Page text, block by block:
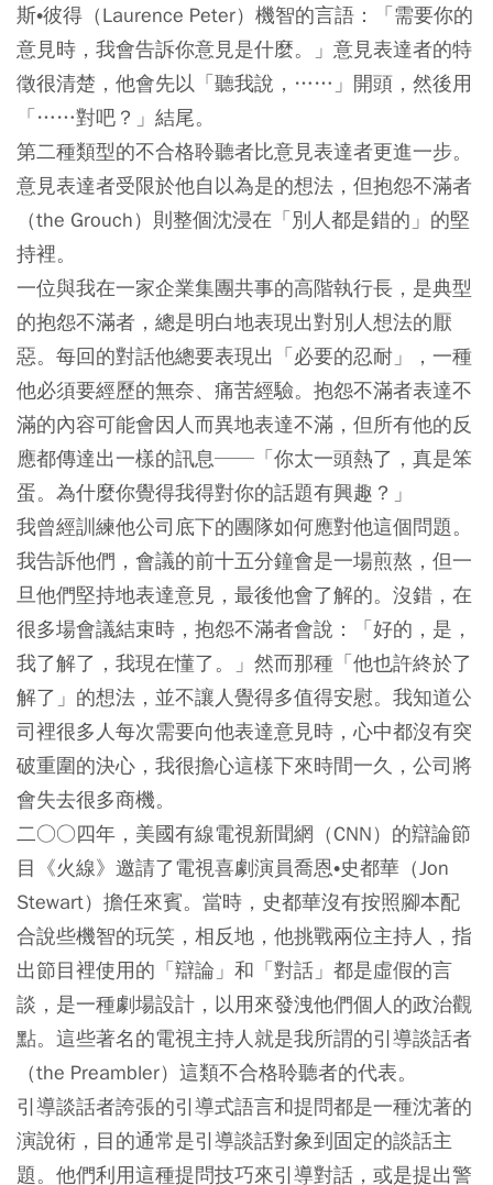
斯•彼得（Laurence Peter）機智的言語：「需要你的
意見時，我會告訴你意見是什麼。」意見表達者的特
徵很清楚，他會先以「聽我說，……」開頭，然後用
「……對吧？」結尾。
第二種類型的不合格聆聽者比意見表達者更進一步。
意見表達者受限於他自以為是的想法，但抱怨不滿者
（the Grouch） 則整個沈浸在「別人都是錯的」的堅
持裡。
一位與我在一家企業集團共事的高階執行長，是典型
的抱怨不滿者，總是明白地表現出對別人想法的厭
惡。每回的對話他總要表現出「必要的忍耐」，一種
他必須要經歷的無奈、痛苦經驗。抱怨不滿者表達不
滿的內容可能會因人而異地表達不滿，但所有他的反
應都傳達出一樣的訊息──「你太一頭熱了，真是笨
蛋。為什麼你覺得我得對你的話題有興趣？」
我曾經訓練他公司底下的團隊如何應對他這個問題。
我告訴他們，會議的前十五分鐘會是一場煎熬，但一
旦他們堅持地表達意見，最後他會了解的。沒錯，在
很多場會議結束時，抱怨不滿者會說：「好的，是，
我了解了，我現在懂了。」然而那種「他也許終於了
解了」的想法，並不讓人覺得多值得安慰。我知道公
司裡很多人每次需要向他表達意見時，心中都沒有突
破重圍的決心，我很擔心這樣下來時間一久，公司將
會失去很多商機。
二○○四年，美國有線電視新聞網（CNN）的辯論節
目《火線》邀請了電視喜劇演員喬恩•史都華（Jon
Stewart）擔任來賓。當時，史都華沒有按照腳本配
合說些機智的玩笑，相反地，他挑戰兩位主持人，指
出節目裡使用的「辯論」和「對話」都是虛假的言
談，是一種劇場設計，以用來發洩他們個人的政治觀
點。這些著名的電視主持人就是我所謂的引導談話者
（the Preambler） 這類不合格聆聽者的代表。
引導談話者誇張的引導式語言和提問都是一種沈著的
演說術，目的通常是引導談話對象到固定的談話主
題。他們利用這種提問技巧來引導對話，或是提出警